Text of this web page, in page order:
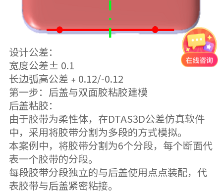
设计公差：
宽度公差± 0.1
长边弧高公差﹢0.12/-0.12
第一步：后盖与双面胶粘胶建模
后盖粘胶：
由于胶带为柔性体，在DTAS3D公差仿真软件
中，采用将胶带分割为多段的方式模拟。
本案例中，将胶带分割为6个分段，每个断面代
表一个胶带的分段。
每段胶带分段独立的与后盖使用点点装配，代
表胶带与后盖紧密粘接。